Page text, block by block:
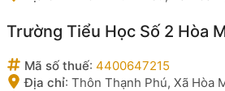
Trường Tiểu Học Số 2 Hòa
Mã số thuế: 4400647215
Địa chỉ: Thôn Thạnh Phú, Xã Hòa